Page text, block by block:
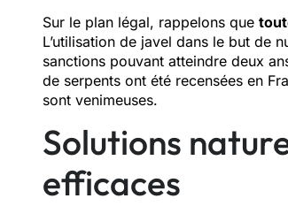
Sur le plan légal, rappelons que
L’utilisation de javel dans le but de
sanctions pouvant atteindre deux
de serpents ont été recensées en
sont venimeuses.
Solutions
efficaces